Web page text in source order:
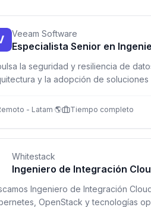
Veeam Software
Especialista Senior en
la seguridad y resiliencia de
y la adopción de
- Latam 🌎 Tiempo completo
Whitestack
Ingeniero de Integración
Ingeniero de Integración
OpenStack y tecnologías